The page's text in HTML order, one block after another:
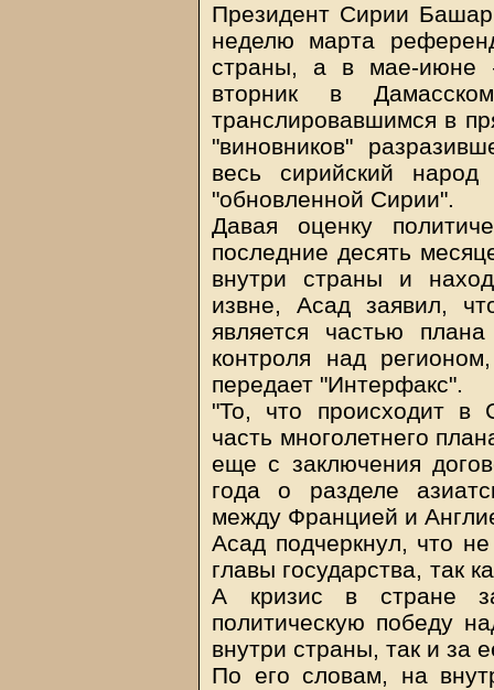
Президент Сирии
неделю марта
страны, а в мае-июне
вторник в
транслировавшимся в
"виновников"
весь сирийский народ
"обновленной Сирии".
Давая оценку
последние десять
внутри страны и
извне, Асад заявил,
является частью
контроля над
передает "Интерфакс".
"То, что происходит в
часть многолетнего
еще с заключения
года о разделе
между Францией и
Асад подчеркнул, что
главы государства, так
А кризис в стране
политическую победу
внутри страны, так и за
По его словам, на